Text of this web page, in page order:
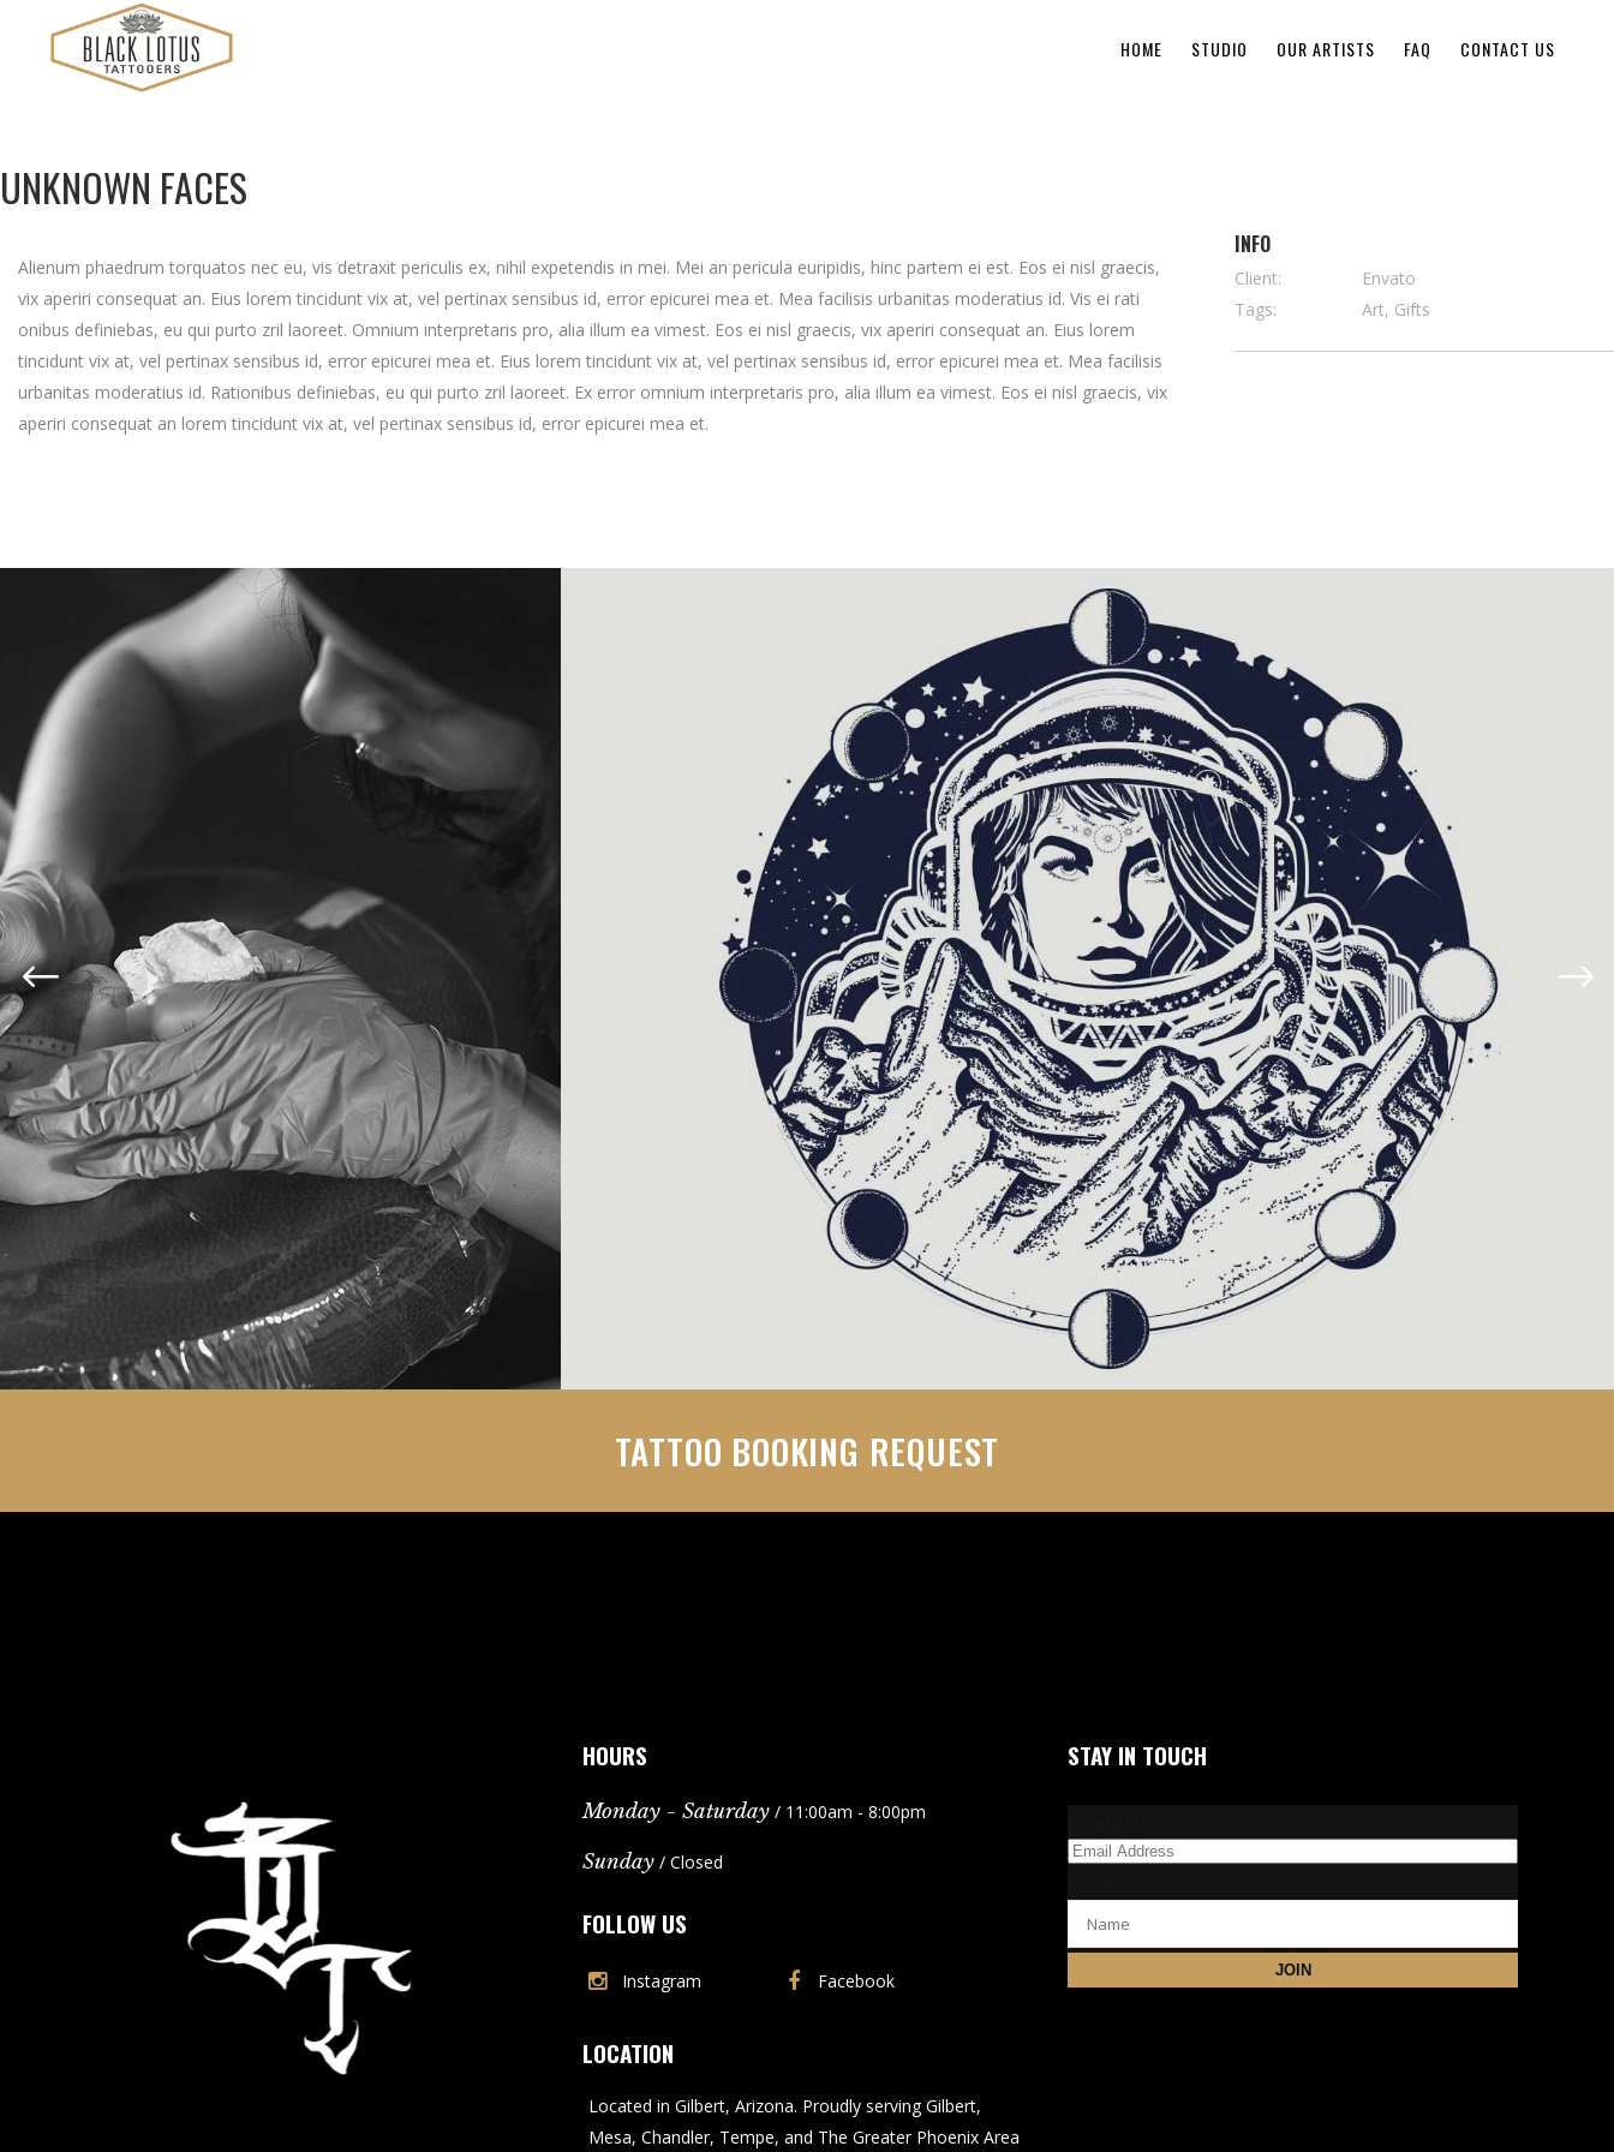
HOME STUDIO OUR ARTISTS FAQ CONTACT US
UNKNOWN FACES
Alienum phaedrum torquatos nec eu, vis detraxit periculis ex, nihil expetendis in mei. Mei an pericula euripidis, hinc partem ei est. Eos ei nisl graecis,
vix aperiri consequat an. Eius lorem tincidunt vix at, vel pertinax sensibus id, error epicurei mea et. Mea facilisis urbanitas moderatius id. Vis ei rati
onibus definiebas, eu qui purto zril laoreet. Omnium interpretaris pro, alia illum ea vimest. Eos ei nisl graecis, vix aperiri consequat an. Eius lorem
tincidunt vix at, vel pertinax sensibus id, error epicurei mea et. Eius lorem tincidunt vix at, vel pertinax sensibus id, error epicurei mea et. Mea facilisis
urbanitas moderatius id. Rationibus definiebas, eu qui purto zril laoreet. Ex error omnium interpretaris pro, alia illum ea vimest. Eos ei nisl graecis, vix
aperiri consequat an lorem tincidunt vix at, vel pertinax sensibus id, error epicurei mea et.
INFO
Client:
Envato
Tags:
Art, Gifts
TATTOO BOOKING REQUEST
HOURS
Monday - Saturday/ 11:00am - 8:00pm
Sunday/ Closed
FOLLOW US
Instagram Facebook
LOCATION
Located in Gilbert, Arizona. Proudly serving Gilbert,
Mesa, Chandler, Tempe, and The Greater Phoenix Area
STAY IN TOUCH